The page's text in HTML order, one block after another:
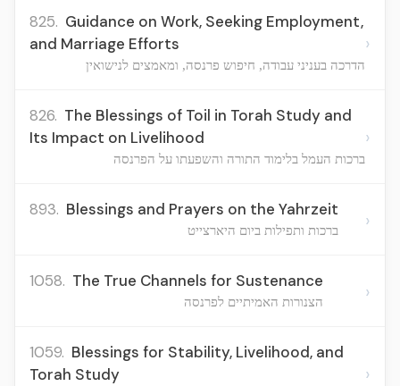
825. Guidance on Work, Seeking Employment,
and Marriage Efforts
הדרכה בעניני עבודה, חיפוש פרנסה, ומאמצים לנישואין
›
826. The Blessings of Toil in Torah Study and
Its Impact on Livelihood
ברכות העמל בלימוד התורה והשפעתו על הפרנסה
›
893. Blessings and Prayers on the Yahrzeit
ברכות ותפילות ביום היארצייט ›
1058. The True Channels for Sustenance
הצנורות האמיתיים לפרנסה ›
1059. Blessings for Stability, Livelihood, and
Torah Study
›